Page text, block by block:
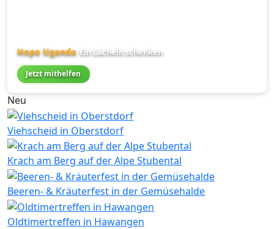
Hope Uganda Ein Lächeln schenken
Jetzt mithelfen
Neu
Viehscheid in Oberstdorf
Krach am Berg auf der Alpe Stubental
Beeren- & Kräuterfest in der Gemüsehalde
Oldtimertreffen in Hawangen